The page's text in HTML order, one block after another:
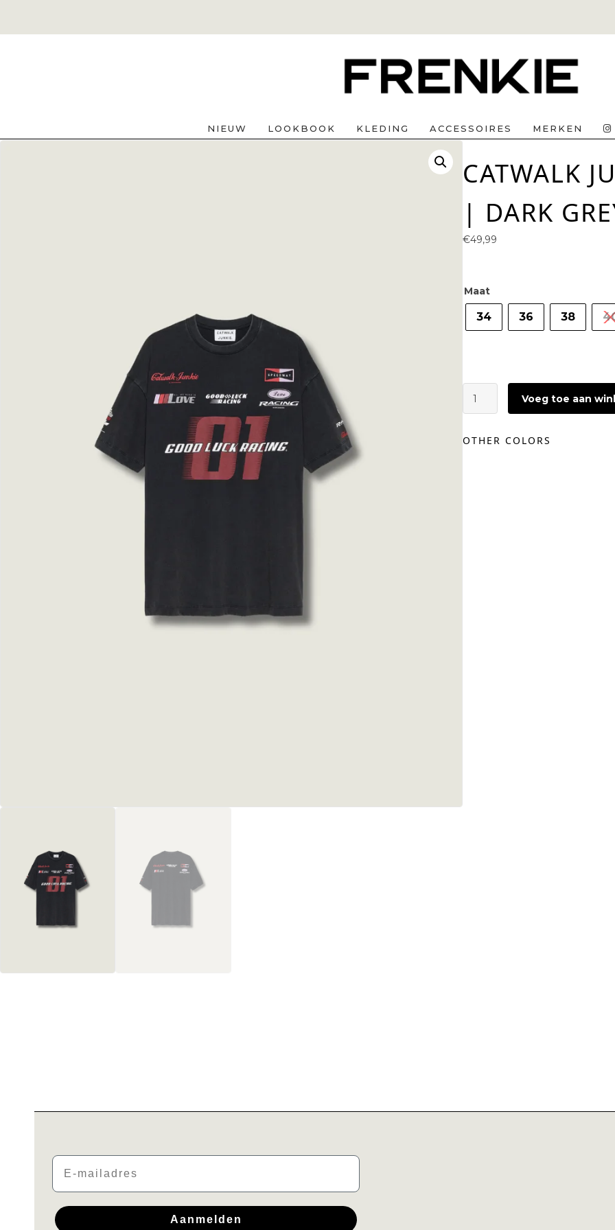
NIEUW LOOKBOOK KLEDING ACCESSOIRES MERKEN
CATWALK
| DARK
€49,99
Maat
34 36 38
JUNKIE
T-
Voeg toe aan
OTHER COLORS
Email
Aanmelden